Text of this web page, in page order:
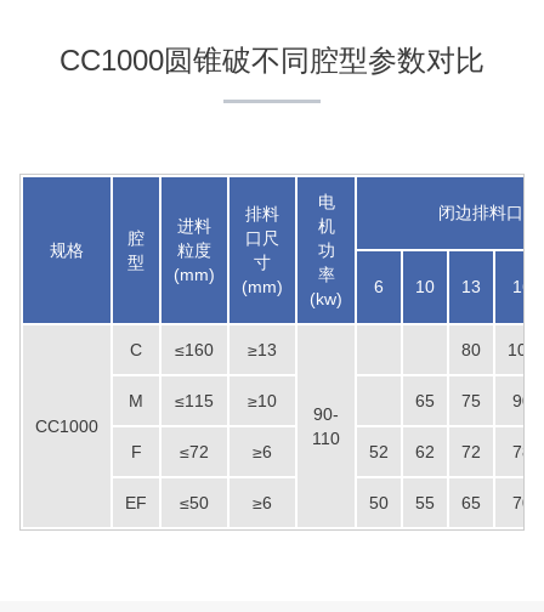
CC1000圆锥破不同腔型参数对比
规格
腔
型
进料
粒度
(mm)
排料
口尺
寸
(mm)
电
机
功
率
(kw)
闭边排料口
6 10 13 16
CC1000
C ≤160 ≥13
90-
110
80 100
M ≤115 ≥10 65 75 90
F ≤72 ≥6 52 62 72 78
EF ≤50 ≥6 50 55 65 70
中昇东浩荆门建材 石灰石
湖北省梦皓矿业时产2000吨砂石骨料生产线